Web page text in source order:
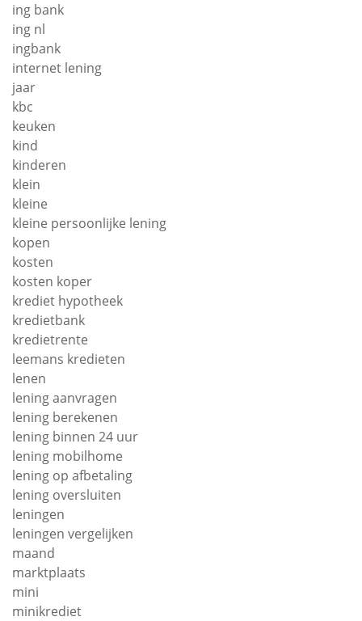
ing bank
ing nl
ingbank
internet lening
jaar
kbc
keuken
kind
kinderen
klein
kleine
kleine persoonlijke lening
kopen
kosten
kosten koper
krediet hypotheek
kredietbank
kredietrente
leemans kredieten
lenen
lening aanvragen
lening berekenen
lening binnen 24 uur
lening mobilhome
lening op afbetaling
lening oversluiten
leningen
leningen vergelijken
maand
marktplaats
mini
minikrediet